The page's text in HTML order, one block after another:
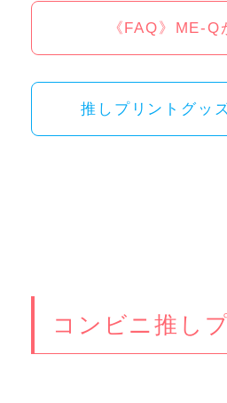
《FAQ》ME-
推しプリントグッ
コンビニ推し